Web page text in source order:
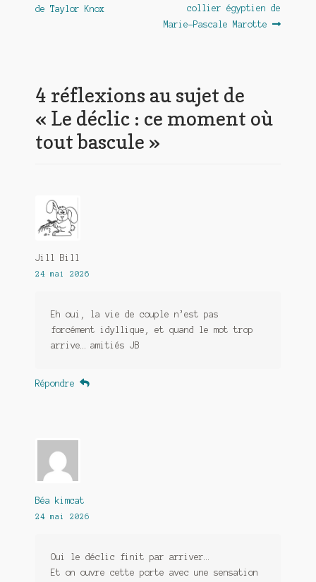
de
précédent :
de Taylor Knox suivant :
collier égyptien de
Marie-Pascale Marotte
4 réflexions au sujet de
« Le déclic : ce moment où
tout bascule »
Jill Bill
24 mai 2026
Eh oui, la vie de couple n’est pas
forcément idyllique, et quand le mot trop
arrive… amitiés JB
Répondre
Béa kimcat
24 mai 2026
Oui le déclic finit par arriver…
Et on ouvre cette porte avec une sensation